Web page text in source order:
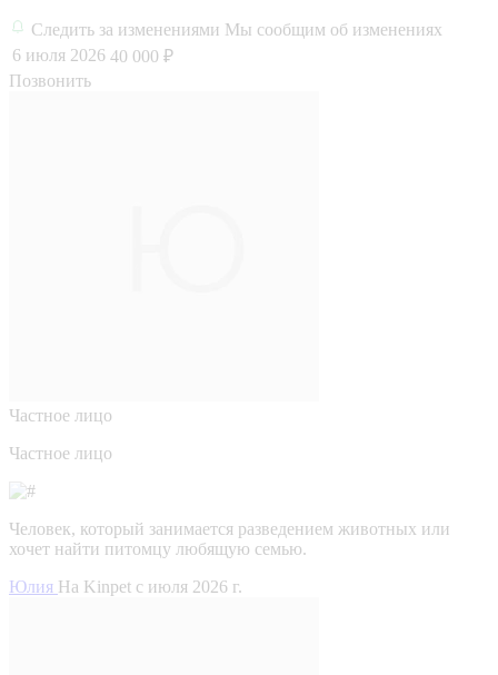
Следить за изменениями Мы сообщим об изменениях
6 июля 2026 40 000 ₽
Позвонить
Частное лицо
Частное лицо
Человек, который занимается разведением животных или
хочет найти питомцу любящую семью.
Юлия На Kinpet c июля 2026 г.